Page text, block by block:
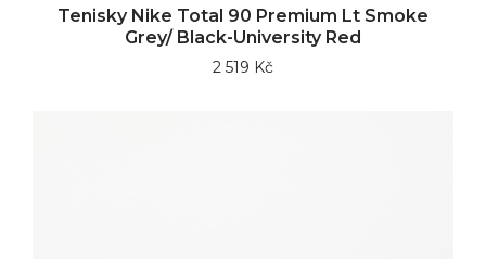
Tenisky Nike Total 90 Premium Lt Smoke
Grey/ Black-University Red
2 519 Kč